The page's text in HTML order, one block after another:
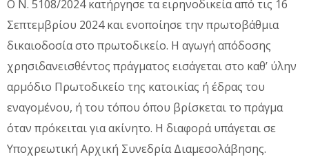
Ο Ν. 5108/2024 κατήργησε τα ειρηνοδικεία από τις 16
Σεπτεμβρίου 2024 και ενοποίησε την πρωτοβάθμια
δικαιοδοσία στο πρωτοδικείο. Η αγωγή απόδοσης
χρησιδανεισθέντος πράγματος εισάγεται στο καθ’ ύλην
αρμόδιο Πρωτοδικείο της κατοικίας ή έδρας του
εναγομένου, ή του τόπου όπου βρίσκεται το πράγμα
όταν πρόκειται για ακίνητο. Η διαφορά υπάγεται σε
Υποχρεωτική Αρχική Συνεδρία Διαμεσολάβησης.